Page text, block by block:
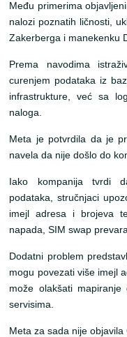
Među primerima
nalozi poznatih ličnosti,
Zakerberga i manekenku
Prema navodima
curenjem podataka iz
infrastrukture, već sa
naloga.
Meta je potvrdila da je
navela da nije došlo do
Iako kompanija tvrdi
podataka, stručnjaci
imejl adresa i brojeva
napada, SIM swap
Dodatni problem
mogu povezati više imejl
može olakšati mapiranje
servisima.
Meta za sada nije